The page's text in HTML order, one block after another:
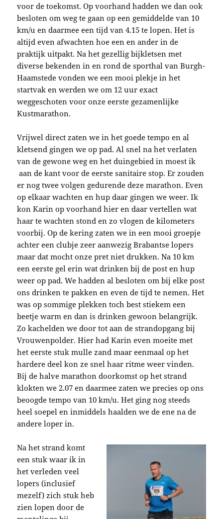
voor de toekomst. Op voorhand hadden we dan ook
besloten om weg te gaan op een gemiddelde van 10
km/u en daarmee een tijd van 4.15 te lopen. Het is
altijd even afwachten hoe een en ander in de
praktijk uitpakt. Na het gezellig bijkletsen met
diverse bekenden in en rond de sporthal van Burgh-
Haamstede vonden we een mooi plekje in het
startvak en werden we om 12 uur exact
weggeschoten voor onze eerste gezamenlijke
Kustmarathon.
Vrijwel direct zaten we in het goede tempo en al
kletsend gingen we op pad. Al snel na het verlaten
van de gewone weg en het duingebied in moest ik
aan de kant voor de eerste sanitaire stop. Er zouden
er nog twee volgen gedurende deze marathon. Even
op elkaar wachten en hup daar gingen we weer. Ik
kon Karin op voorhand hier en daar vertellen wat
haar te wachten stond en zo vlogen de kilometers
voorbij. Op de kering zaten we in een mooi groepje
achter een clubje zeer aanwezig Brabantse lopers
maar dat mocht onze pret niet drukken. Na 10 km
een eerste gel erin wat drinken bij de post en hup
weer op pad. We hadden al besloten om bij elke post
ons drinken te pakken en even de tijd te nemen. Het
was op sommige plekken toch best stiekem een
beetje warm en dan is drinken gewoon belangrijk.
Zo kachelden we door tot aan de strandopgang bij
Vrouwenpolder. Hier had Karin even moeite met
het eerste stuk mulle zand maar eenmaal op het
hardere deel kon ze snel haar ritme weer vinden.
Bij de halve marathon doorkomst op het strand
klokten we 2.07 en daarmee zaten we precies op ons
beoogde tempo van 10 km/u. Het ging nog steeds
heel soepel en inmiddels haalden we de ene na de
andere loper in.
Na het strand komt
een stuk waar ik in
het verleden veel
lopers (inclusief
mezelf) zich stuk heb
zien lopen door de